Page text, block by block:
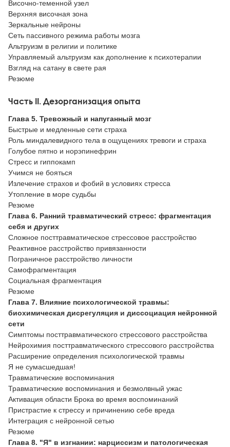
Височно-теменной узел
Верхняя височная зона
Зеркальные нейроны
Сеть пассивного режима работы мозга
Альтруизм в религии и политике
Управляемый альтруизм как дополнение к психотерапии
Взгляд на сатану в свете рая
Резюме
Часть II. Дезорганизация опыта
Глава 5. Тревожный и напуганный мозг
Быстрые и медленные сети страха
Роль миндалевидного тела в ощущениях тревоги и страха
Голубое пятно и норэпинефрин
Стресс и гиппокамп
Учимся не бояться
Излечение страхов и фобий в условиях стресса
Утопление в море судьбы
Резюме
Глава 6. Ранний травматический стресс: фрагментация
себя и других
Сложное посттравматическое стрессовое расстройство
Реактивное расстройство привязанности
Пограничное расстройство личности
Самофрагментация
Социальная фрагментация
Резюме
Глава 7. Влияние психологической травмы:
биохимическая дисрегуляция и диссоциация нейронной
сети
Симптомы посттравматического стрессового расстройства
Нейрохимия посттравматического стрессового расстройства
Расширение определения психологической травмы
Я не сумасшедшая!
Травматические воспоминания
Травматические воспоминания и безмолвный ужас
Активация области Брока во время воспоминаний
Пристрастие к стрессу и причинению себе вреда
Интеграция с нейронной сетью
Резюме
Глава 8. "Я" в изгнании: нарциссизм и патологическая